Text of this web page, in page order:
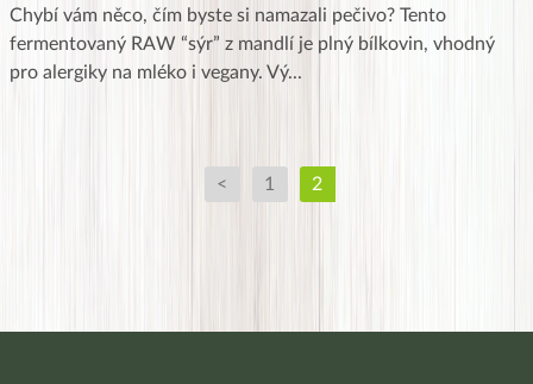
Chybí vám něco, čím byste si namazali pečivo? Tento
fermentovaný RAW “sýr” z mandlí je plný bílkovin, vhodný
pro alergiky na mléko i vegany. Vý...
< 1 2